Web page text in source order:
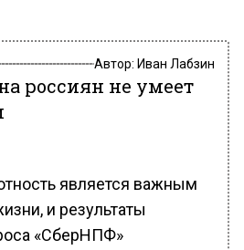
Автор: Иван Лабзин
россиян не умеет
является важным
и результаты
«СберНПФ»